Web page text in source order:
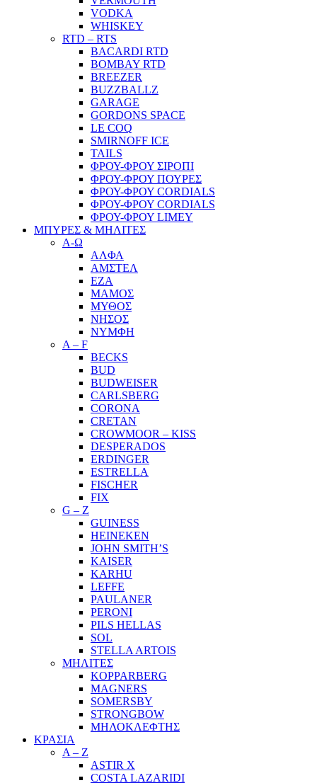
VODKA
WHISKEY
RTD – RTS
BACARDI RTD
BOMBAY RTD
BREEZER
BUZZBALLZ
GARAGE
GORDONS SPACE
LE COQ
SMIRNOFF ICE
TAILS
ΦΡΟΥ-ΦΡΟΥ ΣΙΡΟΠΙ
ΦΡΟΥ-ΦΡΟΥ ΠΟΥΡΕΣ
ΦΡΟΥ-ΦΡΟΥ CORDIALS
ΦΡΟΥ-ΦΡΟΥ CORDIALS
ΦΡΟΥ-ΦΡΟΥ LIMEY
ΜΠΥΡΕΣ & ΜΗΛΙΤΕΣ
Α-Ω
ΑΛΦΑ
ΑΜΣΤΕΛ
ΕΖΑ
ΜΑΜΟΣ
ΜΥΘΟΣ
ΝΗΣΟΣ
ΝΥΜΦΗ
A – F
BECKS
BUD
BUDWEISER
CARLSBERG
CORONA
CRETAN
CROWMOOR – KISS
DESPERADOS
ERDINGER
ESTRELLA
FISCHER
FIX
G – Z
GUINESS
HEINEKEN
JOHN SMITH’S
KAISER
KARHU
LEFFE
PAULANER
PERONI
PILS HELLAS
SOL
STELLA ARTOIS
ΜΗΛΙΤΕΣ
KOPPARBERG
MAGNERS
SOMERSBY
STRONGBOW
ΜΗΛΟΚΛΕΦΤΗΣ
ΚΡΑΣΙΑ
A – Z
ASTIR X
COSTA LAZARIDI